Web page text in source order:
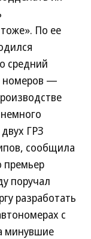
По ее
средний
номеров —
ГРЗ
сообщила
премьер
поручал
разработать
с
минувшие